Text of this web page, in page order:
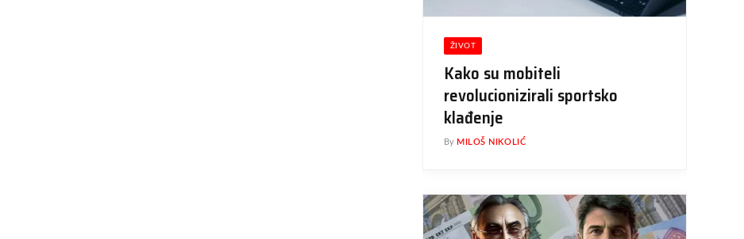
ŽIVOT
Kako su mobiteli
revolucionizirali sportsko
klađenje
By MILOŠ NIKOLIĆ